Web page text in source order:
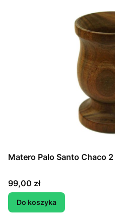
Cena
99,00 zł
Do koszyka